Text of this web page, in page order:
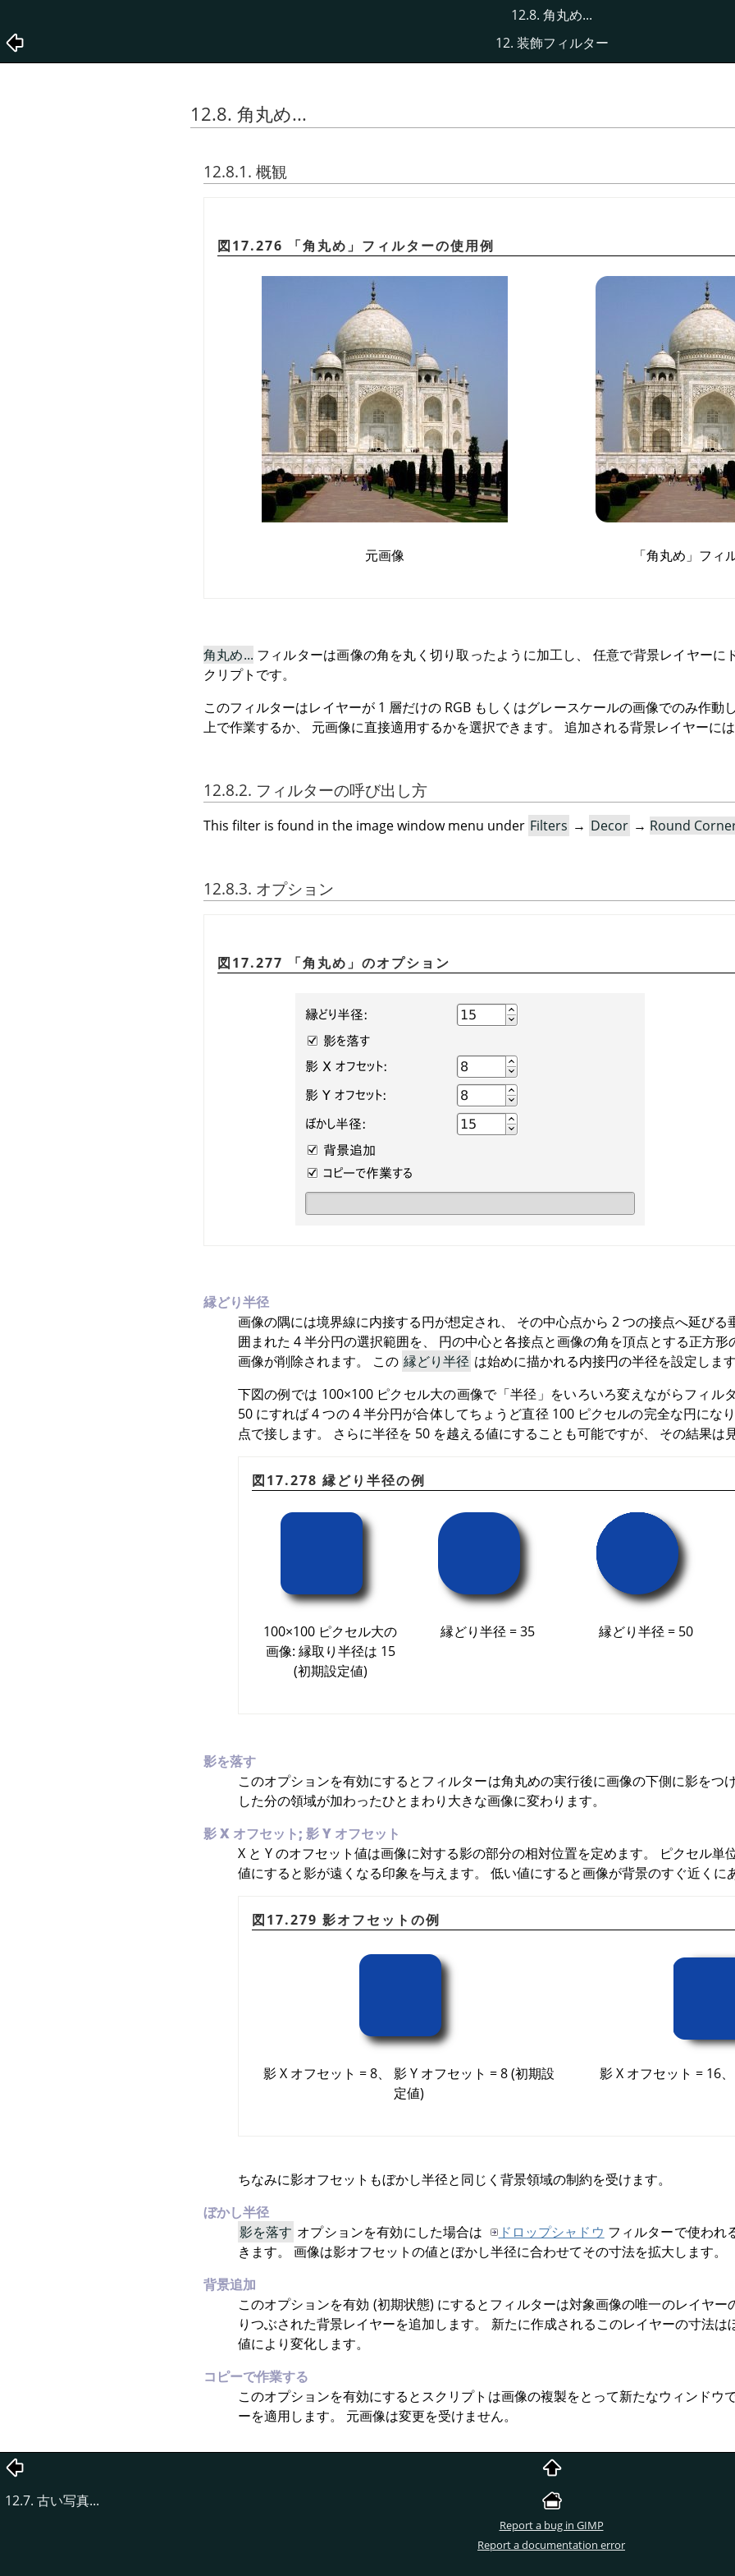
12.8. 角丸め...
12. 装飾フィルター
12.8. 角丸め...
12.8.1. 概観
図17.276 「角丸め 」 フィルターの使用例
元画像 「角丸め 」 フィ
角丸め... フィルターは画像の角を丸く切り取ったように加工し、 任意で背景レイヤーに
クリプトです。
このフィルターはレイヤーが 1 層だけの RGB もしくはグレースケールの画像でのみ作動
上で作業するか、 元画像に直接適用するかを選択できます。 追加される背景レイヤーには
12.8.2. フィルターの呼び出し方
This filter is found in the image window menu under Filters → Decor → Round
12.8.3. オプション
図17.277 「角丸め 」 のオプション
縁どり半径
画像の隅には境界線に内接する円が想定され、 その中心点から 2 つの接点へ延びる
囲まれた 4 半分円の選択範囲を、 円の中心と各接点と画像の角を頂点とする正方
画像が削除されます。 この 縁どり半径 は始めに描かれる内接円の半径を設定します
下図の例では 100×100 ピクセル大の画像で「半径 」 をいろいろ変えながらフィル
50 にすれば 4 つの 4 半分円が合体してちょうど直径 100 ピクセルの完全な円にな
点で接します。 さらに半径を 50 を越える値にすることも可能ですが、 その結果は
図17.278 縁どり半径の例
100×100 ピクセル大の
画像: 縁取り半径は 15
(初期設定値)
縁どり半径 = 35 縁どり半径 = 50
影を落す
このオプションを有効にするとフィルターは角丸めの実行後に画像の下側に影をつ
した分の領域が加わったひとまわり大きな画像に変わります。
影 X オフセット; 影 Y オフセット
X と Y のオフセット値は画像に対する影の部分の相対位置を定めます。 ピクセル単
値にすると影が遠くなる印象を与えます。 低い値にすると画像が背景のすぐ近くに
図17.279 影オフセットの例
影 X オフセット = 8、 影 Y オフセット = 8 (初期設
定値)
影 X オフセット = 16
ちなみに影オフセットもぼかし半径と同じく背景領域の制約を受けます。
ぼかし半径
影を落す オプションを有効にした場合は ドロップシャドウ フィルターで使われ
きます。 画像は影オフセットの値とぼかし半径に合わせてその寸法を拡大します。
背景追加
このオプションを有効 (初期状態) にするとフィルターは対象画像の唯一のレイヤー
りつぶされた背景レイヤーを追加します。 新たに作成されるこのレイヤーの寸法
値により変化します。
コピーで作業する
このオプションを有効にするとスクリプトは画像の複製をとって新たなウィンドウ
ーを適用します。 元画像は変更を受けません。
12.7. 古い写真...
Report a bug in GIMP
Report a documentation error